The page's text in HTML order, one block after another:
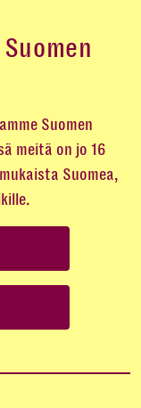
Suomen
meitä on jo 16
Suomea,